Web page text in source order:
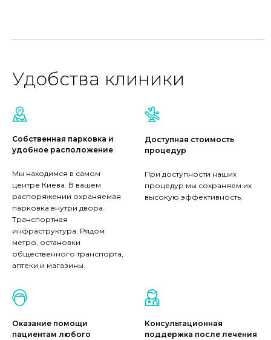
Удобства клиники
Собственная парковка и
удобное расположение
Мы находимся в самом
центре Киева. В вашем
распоряжении охраняемая
парковка внутри двора.
Транспортная
инфраструктура. Рядом
метро, остановки
общественного транспорта,
аптеки и магазины.
Доступная стоимость
процедур
При доступности наших
процедур мы сохраняем их
высокую эффективность.
Оказание помощи
пациентам любого
Консультационная
поддержка после лечения